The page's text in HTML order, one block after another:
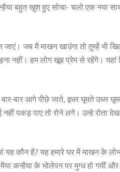
बहुत खुश हुए सोचा- चलो एक नया
जब मै माखन खाउंगा तो तुम्हें भी
हम लोग खूब प्रेम से रहेंगे। यहां
बार आगे पीछे जाते, इधर घूमते उधर
पाए तो रोने लगे। उन्हे रोता देख
यह कौन है? यह हमारे घर में माखन के
कन्हैया के भोलेपन पर मुग्ध हो गयीं